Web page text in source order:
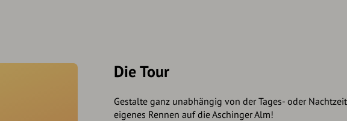
Die Tour
Gestalte ganz unabhängig von der Tages- oder
eigenes Rennen auf die Aschinger Alm!